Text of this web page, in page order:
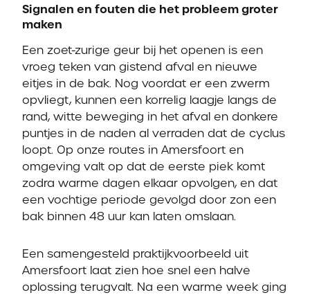
Signalen en fouten die het probleem groter
maken
Een zoet-zurige geur bij het openen is een
vroeg teken van gistend afval en nieuwe
eitjes in de bak. Nog voordat er een zwerm
opvliegt, kunnen een korrelig laagje langs de
rand, witte beweging in het afval en donkere
puntjes in de naden al verraden dat de cyclus
loopt. Op onze routes in Amersfoort en
omgeving valt op dat de eerste piek komt
zodra warme dagen elkaar opvolgen, en dat
een vochtige periode gevolgd door zon een
bak binnen 48 uur kan laten omslaan.
Een samengesteld praktijkvoorbeeld uit
Amersfoort laat zien hoe snel een halve
oplossing terugvalt. Na een warme week ging